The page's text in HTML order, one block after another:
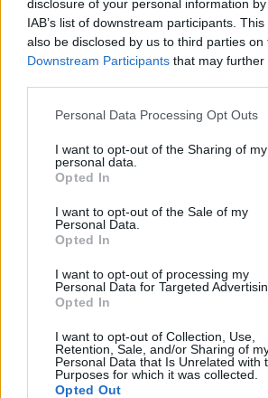
disclosure of your personal information
IAB’s list of downstream participants.
also be disclosed by us to third parties on
Downstream Participants that may
Personal Data Processing Opt Outs
I want to opt-out of the Sharing of my
personal data.
Opted In
I want to opt-out of the Sale of my
Personal Data.
Opted In
I want to opt-out of processing my
Personal Data for Targeted
Opted In
I want to opt-out of Collection, Use,
Retention, Sale, and/or Sharing of
Personal Data that Is Unrelated with
Purposes for which it was collected.
Opted Out
Janko Muzykant – plan
Janko Muzykant –
Czego uczy nas historia
Jak potoczyłyby się losy
Muzykanta, gdyby dostał
skrzypki? Napisz
je w czasach z lektury
Kategorie
opracowania
Tagi
Janko Muzykant - opracowanie
Spotkanie ze słoniem Stasia i
Czego uczy nas historia